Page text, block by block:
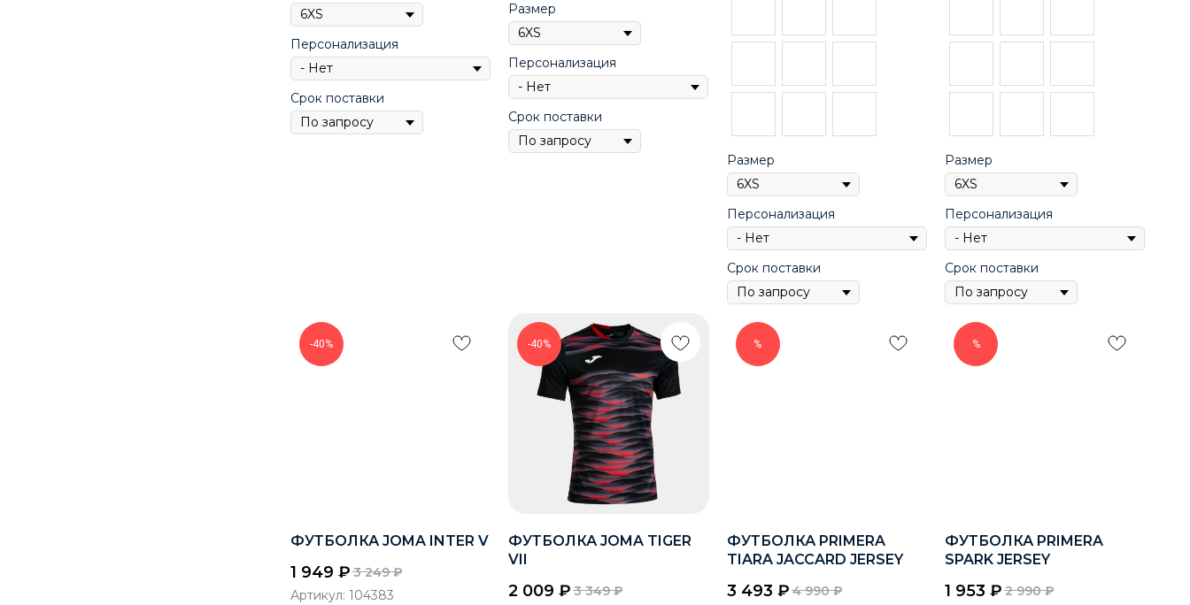
Персонализация
Срок поставки
Размер
Персонализация
Срок поставки
Размер
Персонализация
Срок поставки
Размер
Персонализация
Срок поставки
-40%
ФУТБОЛКА JOMA INTER V
1 949 ₽ 3 249 ₽
Артикул: 104383
-40%
ФУТБОЛКА JOMA TIGER
VII
2 009 ₽ 3 349 ₽
%
ФУТБОЛКА PRIMERA
TIARA JACCARD JERSEY
3 493 ₽ 4 990 ₽
%
ФУТБОЛКА PRIMERA
SPARK JERSEY
1 953 ₽ 2 990 ₽